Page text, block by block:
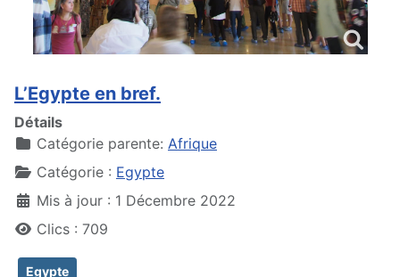
L’Egypte en bref.
Détails
Catégorie parente: Afrique
Catégorie : Egypte
Mis à jour : 1 Décembre 2022
Clics : 709
Egypte